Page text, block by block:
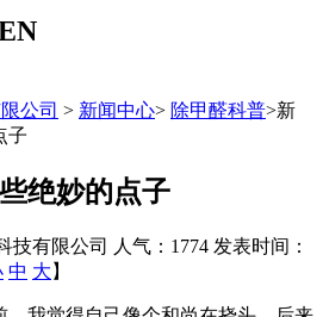
公司 > 新闻中心> 除甲醛科普>新
子
绝妙的点子
技有限公司 人气：1774 发表时间：
中 大 】